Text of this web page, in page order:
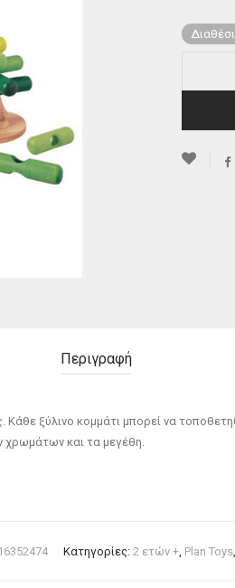
Περιγραφή
ξύλινο κομμάτι μπορεί να
χρωμάτων και τα μεγέθη.
Κατηγορίες: 2 ετών +, Plan Toys,